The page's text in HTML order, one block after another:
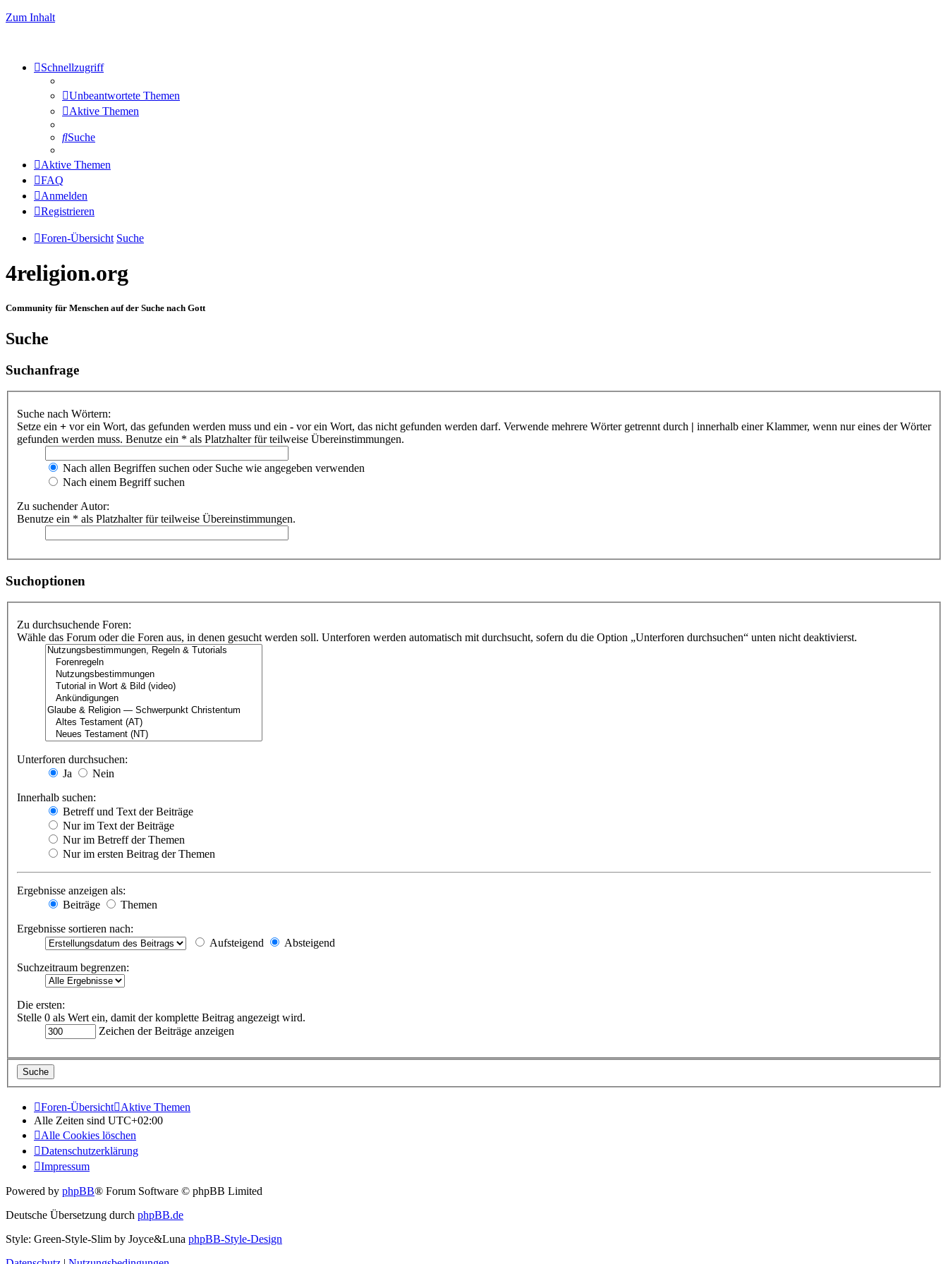
Zum Inhalt
Schnellzugriff
Unbeantwortete Themen
Aktive Themen
Suche
Aktive Themen
FAQ
Anmelden
Registrieren
Foren-Übersicht Suche
4religion.org
Community für Menschen auf der Suche nach Gott
Suche
Suchanfrage
Suche nach Wörtern:
Setze ein + vor ein Wort, das gefunden werden muss und ein - vor ein Wort, das nicht gefunden werden darf. Verwende mehrere Wörter getrennt durch | innerhalb einer Klammer, wenn nur eines der Wörter
gefunden werden muss. Benutze ein * als Platzhalter für teilweise Übereinstimmungen.
Nach allen Begriffen suchen oder Suche wie angegeben verwenden
Nach einem Begriff suchen
Zu suchender Autor:
Benutze ein * als Platzhalter für teilweise Übereinstimmungen.
Suchoptionen
Zu durchsuchende Foren:
Wähle das Forum oder die Foren aus, in denen gesucht werden soll. Unterforen werden automatisch mit durchsucht, sofern du die Option „Unterforen durchsuchen“ unten nicht deaktivierst.
Unterforen durchsuchen:
Ja
Nein
Innerhalb suchen:
Betreff und Text der Beiträge
Nur im Text der Beiträge
Nur im Betreff der Themen
Nur im ersten Beitrag der Themen
Ergebnisse anzeigen als:
Beiträge
Themen
Ergebnisse sortieren nach:
Aufsteigend
Absteigend
Suchzeitraum begrenzen:
Die ersten:
Stelle 0 als Wert ein, damit der komplette Beitrag angezeigt wird.
Zeichen der Beiträge anzeigen
Foren-Übersicht
Aktive Themen
Alle Zeiten sind UTC+02:00
Alle Cookies löschen
Datenschutzerklärung
Impressum
Powered by phpBB® Forum Software © phpBB Limited
Deutsche Übersetzung durch phpBB.de
Style: Green-Style-Slim by Joyce&Luna phpBB-Style-Design